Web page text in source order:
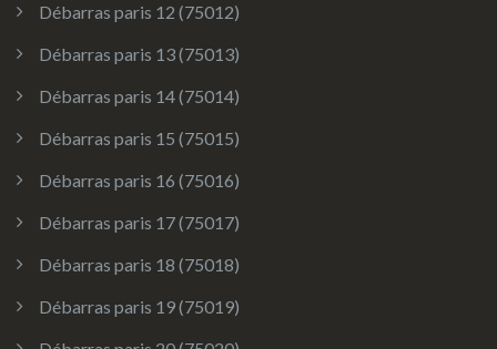
Débarras paris 12 (75012)
Débarras paris 13 (75013)
Débarras paris 14 (75014)
Débarras paris 15 (75015)
Débarras paris 16 (75016)
Débarras paris 17 (75017)
Débarras paris 18 (75018)
Débarras paris 19 (75019)